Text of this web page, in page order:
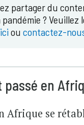
partager du
? Veuillez
ou contactez-
passé en
Afrique se